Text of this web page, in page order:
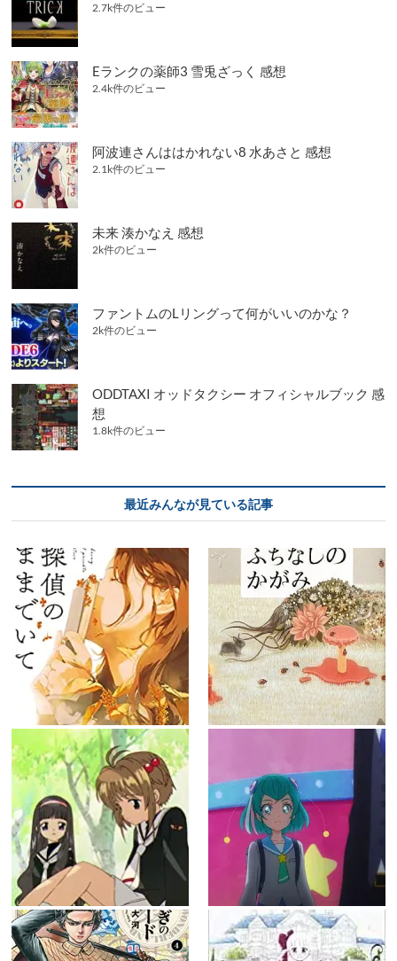
2.7k件のビュー
Eランクの薬師3 雪兎ざっく 感想
2.4k件のビュー
阿波連さんははかれない8 水あさと 感想
2.1k件のビュー
未来 湊かなえ 感想
2k件のビュー
ファントムのLリングって何がいいのかな？
2k件のビュー
ODDTAXI オッドタクシー オフィシャルブック 感
想
1.8k件のビュー
最近みんなが見ている記事